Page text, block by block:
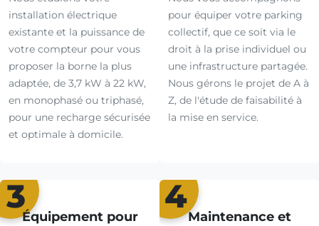
installation électrique
existante et la puissance de
votre compteur pour vous
proposer la borne la plus
adaptée, de 3,7 kW à 22 kW,
en monophasé ou triphasé,
pour une recharge sécurisée
et optimale à domicile.
pour équiper votre parking
collectif, que ce soit via le
droit à la prise individuel ou
une infrastructure partagée.
Nous gérons le projet de A à
Z, de l'étude de faisabilité à
la mise en service.
3
Équipement pour
4
Maintenance et